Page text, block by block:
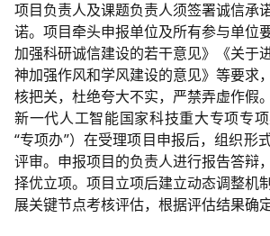
项目负责人及课题负责人须签署诚信承
诺。项目牵头申报单位及所有参与单位
加强科研诚信建设的若干意见》《关于
神加强作风和学风建设的意见》等要求
核把关，杜绝夸大不实，严禁弄虚作假。
新一代人工智能国家科技重大专项专
“专项办”）在受理项目申报后，组织形
评审。申报项目的负责人进行报告答辩
择优立项。项目立项后建立动态调整机
展关键节点考核评估，根据评估结果确